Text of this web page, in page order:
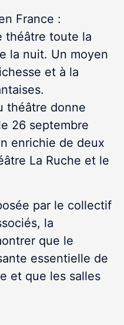
France :
théâtre toute la
la nuit. Un moyen
et à la
théâtre donne
26 septembre
enrichie de deux
La Ruche et le
par le collectif
la
que le
essentielle de
et que les salles